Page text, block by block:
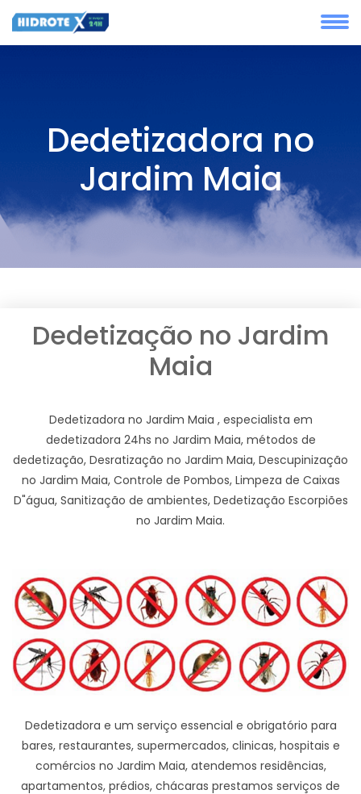
Dedetizadora no
Jardim Maia
Dedetização no Jardim
Maia
Dedetizadora no Jardim Maia , especialista em
dedetizadora 24hs no Jardim Maia, métodos de
dedetização, Desratização no Jardim Maia, Descupinização
no Jardim Maia, Controle de Pombos, Limpeza de Caixas
D"água, Sanitização de ambientes, Dedetização Escorpiões
no Jardim Maia.
Dedetizadora e um serviço essencial e obrigatório para
bares, restaurantes, supermercados, clinicas, hospitais e
comércios no Jardim Maia, atendemos residências,
apartamentos, prédios, chácaras prestamos serviços de